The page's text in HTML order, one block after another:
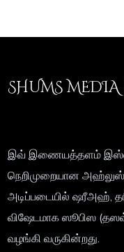
SHUMS
இவ் இணையத்தளம்
நெறிமுறையான
அடிப்படையில் ஷரீஅஹ்,
விஷேடமாக ஸூபிஸ
வழங்கி வருகின்றது.